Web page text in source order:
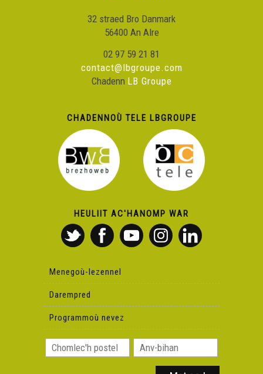
32 straed Bro Danmark
56400 An Alre
02 97 59 21 81
contact@lbgroupe.com
Chadenn LB Groupe
CHADENNOÙ TELE LBGROUPE
HEULIIT AC'HANOMP WAR
Menegoù-lezennel
Darempred
Programmoù nevez